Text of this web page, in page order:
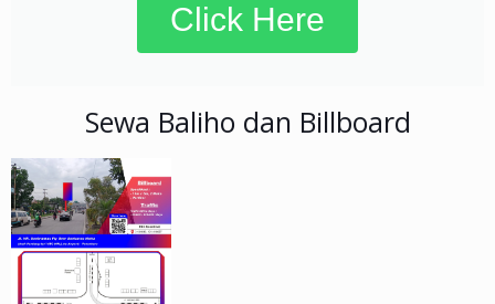
Click Here
Sewa Baliho dan Billboard